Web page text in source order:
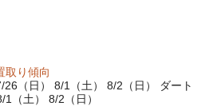
取り傾向
（日） 8/1（土） 8/2（日） ダート
（土） 8/2（日）